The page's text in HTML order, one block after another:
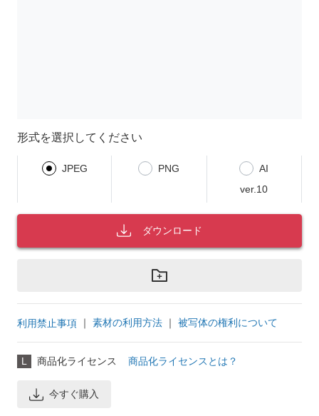
形式を選択してください
JPEG PNG
AI
ver.10
ダウンロード
利用禁止事項 ｜ 素材の利用方法 ｜ 被写体の権利について
L 商品化ライセンス 商品化ライセンスとは？
今すぐ購入